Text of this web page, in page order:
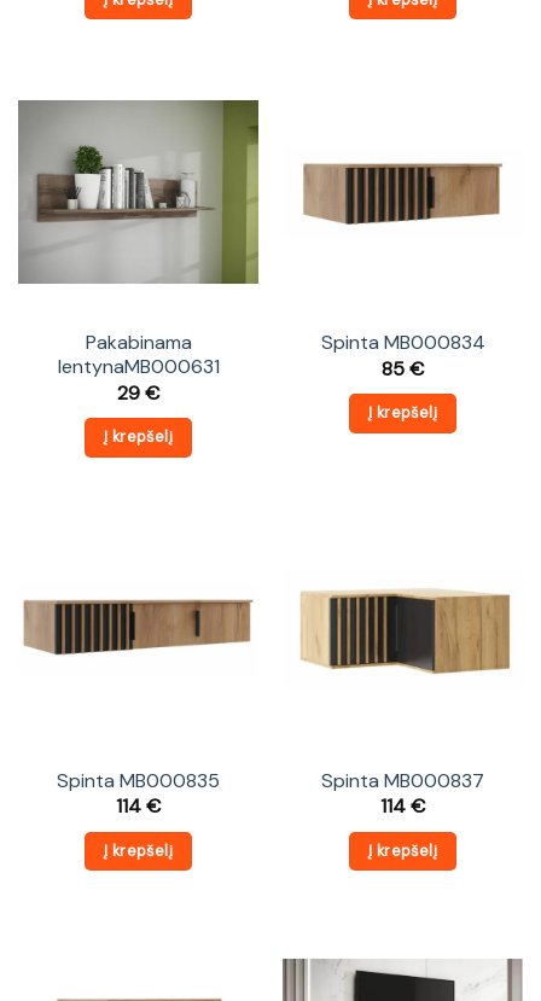
Pakabinama
lentynaMB000631
29€
Į krepšelį
Spinta MB000834
85€
Į krepšelį
Spinta MB000835
114€
Į krepšelį
Spinta MB000837
114€
Į krepšelį